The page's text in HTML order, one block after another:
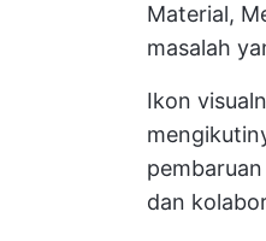
Material,
masalah
Ikon
dan